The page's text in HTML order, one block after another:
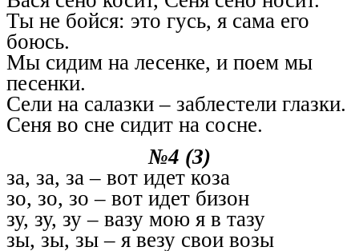
Ты не бойся: это гусь, я сама его
боюсь.
Мы сидим на лесенке, и поем мы
песенки.
Сели на салазки – заблестели глазки.
Сеня во сне сидит на сосне.
№4 (З)
за, за, за – вот идет коза
зо, зо, зо – вот идет бизон
зу, зу, зу – вазу мою я в тазу
зы, зы, зы – я везу свои возы